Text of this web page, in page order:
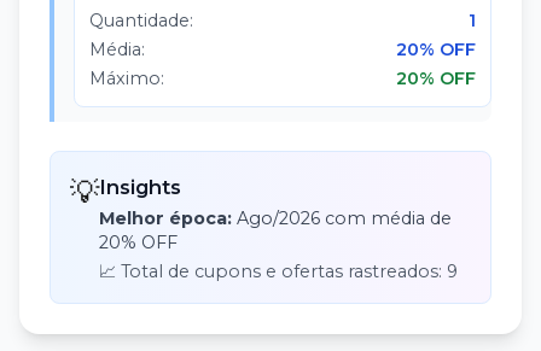
Quantidade:
1
Média:
20% OFF
Máximo:
20% OFF
💡Insights
Melhor época: Ago/2026 com média de
20% OFF
📈 Total de cupons e ofertas rastreados: 9